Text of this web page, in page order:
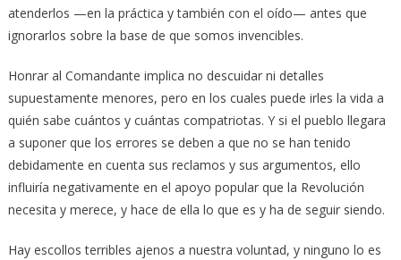
atenderlos —en la práctica y también con el oído— antes que
ignorarlos sobre la base de que somos invencibles.
Honrar al Comandante implica no descuidar ni detalles
supuestamente menores, pero en los cuales puede irles la vida a
quién sabe cuántos y cuántas compatriotas. Y si el pueblo llegara
a suponer que los errores se deben a que no se han tenido
debidamente en cuenta sus reclamos y sus argumentos, ello
influiría negativamente en el apoyo popular que la Revolución
necesita y merece, y hace de ella lo que es y ha de seguir siendo.
Hay escollos terribles ajenos a nuestra voluntad, y ninguno lo es